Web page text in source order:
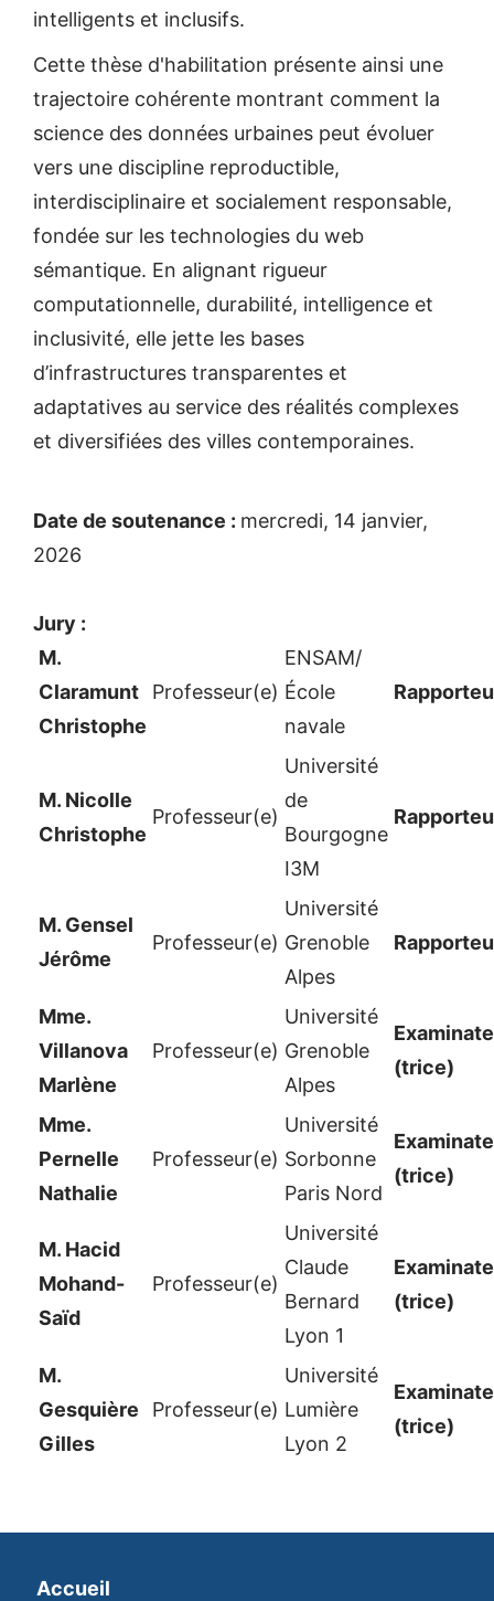
intelligents et inclusifs.
Cette thèse d'habilitation présente ainsi une
trajectoire cohérente montrant comment la
science des données urbaines peut évoluer
vers une discipline reproductible,
interdisciplinaire et socialement responsable,
fondée sur les technologies du web
sémantique. En alignant rigueur
computationnelle, durabilité, intelligence et
inclusivité, elle jette les bases
d’infrastructures transparentes et
adaptatives au service des réalités complexes
et diversifiées des villes contemporaines.
Date de soutenance : mercredi, 14 janvier,
2026
Jury :
M.
Claramunt
Christophe
Professeur(e)
ENSAM/
École
navale
M. Nicolle
Christophe
Professeur(e)
Université
de
Bourgogne
I3M
M. Gensel
Jérôme
Professeur(e)
Université
Grenoble
Alpes
Mme.
Villanova
Marlène
Professeur(e)
Université
Grenoble
Alpes
(trice)
Mme.
Pernelle
Nathalie
Professeur(e)
Université
Sorbonne
Paris Nord
(trice)
M. Hacid
Mohand-
Saïd
Professeur(e)
Université
Claude
Bernard
Lyon 1
(trice)
M.
Gesquière
Gilles
Professeur(e)
Université
Lumière
Lyon 2
(trice)
Accueil